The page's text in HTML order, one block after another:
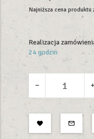
Najniższa cena produktu
Realizacja
24 godzin